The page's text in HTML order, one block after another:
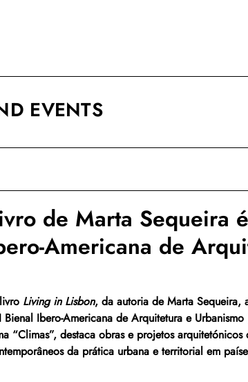
EVENTS
de Marta Sequeira
Americana de
Living in Lisbon, da autoria de Marta Sequeira,
Bienal Ibero-Americana de Arquitetura e
“Climas”, destaca obras e projetos
da prática urbana e territorial em